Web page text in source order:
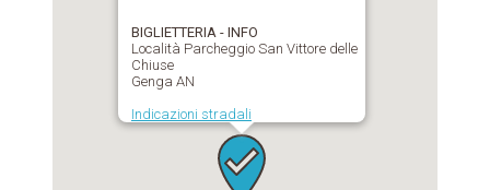
BIGLIETTERIA - INFO
Località Parcheggio San Vittore delle
Chiuse
Genga AN
Indicazioni stradali